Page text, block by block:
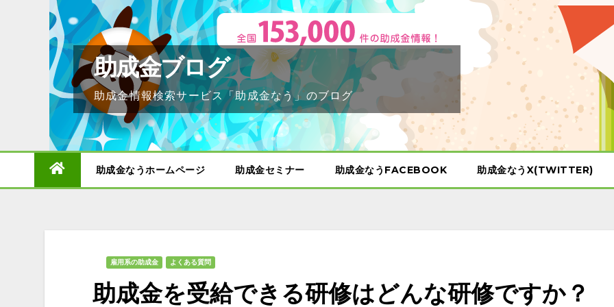
助成金ブログ
助成金情報検索サービス「助成金なう」のブログ
助成金なうホームページ 助成金セミナー 助成金なうFACEBOOK 助成金なうX(TWITTER)
雇用系の助成金 よくある質問
助成金を受給できる研修はどんな研修ですか？